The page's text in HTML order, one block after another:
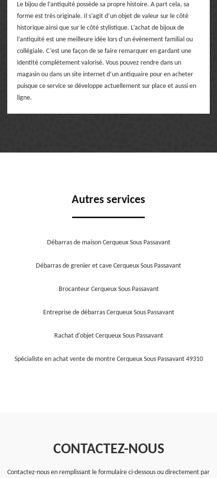
Le bijou de l’antiquité possède sa propre histoire. A part cela, sa
forme est très originale. Il s’agit d’un objet de valeur sur le côté
historique ainsi que sur le côté stylistique. L’achat de bijoux de
l’antiquité est une meilleure idée lors d’un évènement familial ou
collégiale. C’est une façon de se faire remarquer en gardant une
identité complètement valorisé. Vous pouvez rendre dans un
magasin ou dans un site internet d’un antiquaire pour en acheter
puisque ce service se développe actuellement sur place et aussi en
ligne.
Autres services
Débarras de maison Cerqueux Sous Passavant
Débarras de grenier et cave Cerqueux Sous Passavant
Brocanteur Cerqueux Sous Passavant
Entreprise de débarras Cerqueux Sous Passavant
Rachat d'objet Cerqueux Sous Passavant
Spécialiste en achat vente de montre Cerqueux Sous Passavant 49310
CONTACTEZ-NOUS
Contactez-nous en remplissant le formulaire ci-dessous ou directement par